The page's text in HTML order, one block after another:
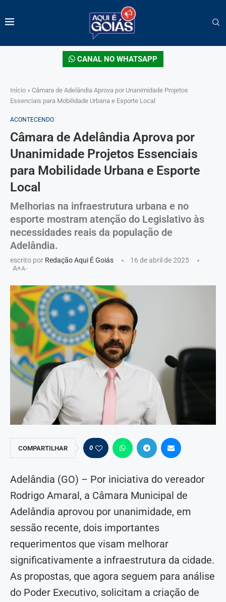
CANAL NO WHATSAPP
Início » Câmara de Adelândia Aprova por Unanimidade Projetos
Essenciais para Mobilidade Urbana e Esporte Local
ACONTECENDO
Câmara de Adelândia Aprova por
Unanimidade Projetos Essenciais
para Mobilidade Urbana e Esporte
Local
Melhorias na infraestrutura urbana e no
esporte mostram atenção do Legislativo às
necessidades reais da população de
Adelândia.
escrito por Redação Aqui É Goiás
16 de abril de 2025
A+A-
COMPARTILHAR 0
Adelândia (GO) – Por iniciativa do vereador
Rodrigo Amaral, a Câmara Municipal de
Adelândia aprovou por unanimidade, em
sessão recente, dois importantes
requerimentos que visam melhorar
significativamente a infraestrutura da cidade.
As propostas, que agora seguem para análise
do Poder Executivo, solicitam a criação de